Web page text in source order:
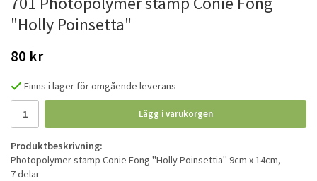
"Holly Poinsetta"
80 kr
Finns i lager för omgående leverans
Lägg i varukorgen
Produktbeskrivning:
Photopolymer stamp Conie Fong "Holly Poinsettia" 9cm x 14cm,
7 delar